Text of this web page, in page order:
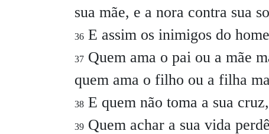
sua mãe, e a nora contra sua
36 E assim os inimigos do
37 Quem ama o pai ou a mãe
quem ama o filho ou a filha
38 E quem não toma a sua
39 Quem achar a sua vida